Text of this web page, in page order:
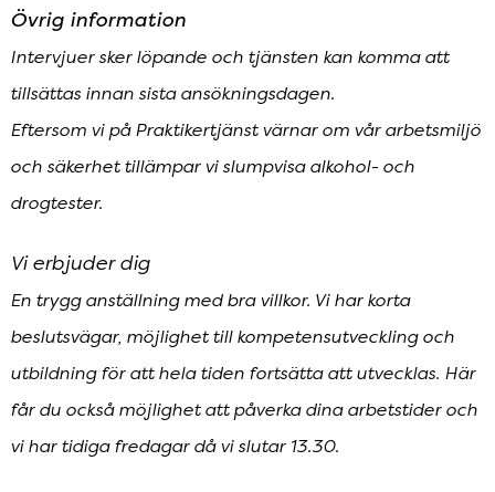
Övrig information
Intervjuer sker löpande och tjänsten kan komma att
tillsättas innan sista ansökningsdagen.
Eftersom vi på Praktikertjänst värnar om vår arbetsmiljö
och säkerhet tillämpar vi slumpvisa alkohol- och
drogtester.
Vi erbjuder dig
En trygg anställning med bra villkor. Vi har korta
beslutsvägar, möjlighet till kompetensutveckling och
utbildning för att hela tiden fortsätta att utvecklas. Här
får du också möjlighet att påverka dina arbetstider och
vi har tidiga fredagar då vi slutar 13.30.